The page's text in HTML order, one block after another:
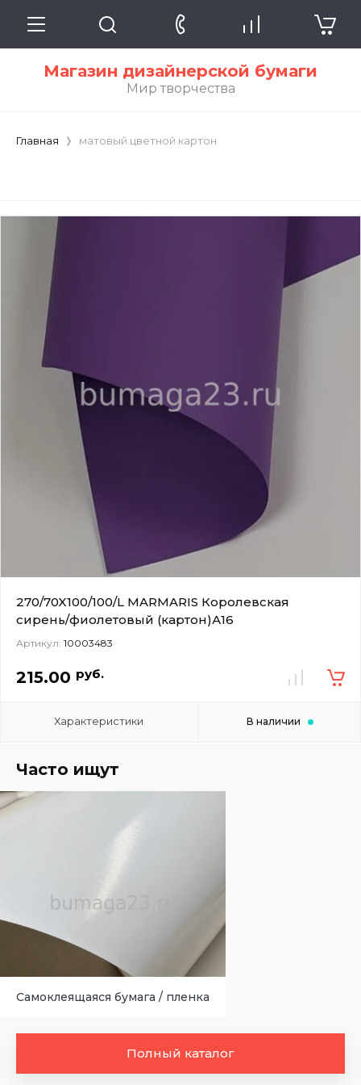
Магазин дизайнерской бумаги
Мир творчества
Главная матовый цветной картон
270/70X100/100/L MARMARIS Королевская
сирень/фиолетовый (картон)А16
Артикул: 10003483
215.00 руб.
Характеристики В наличии
Часто ищут
Самоклеящаяся бумага / пленка
Полный каталог